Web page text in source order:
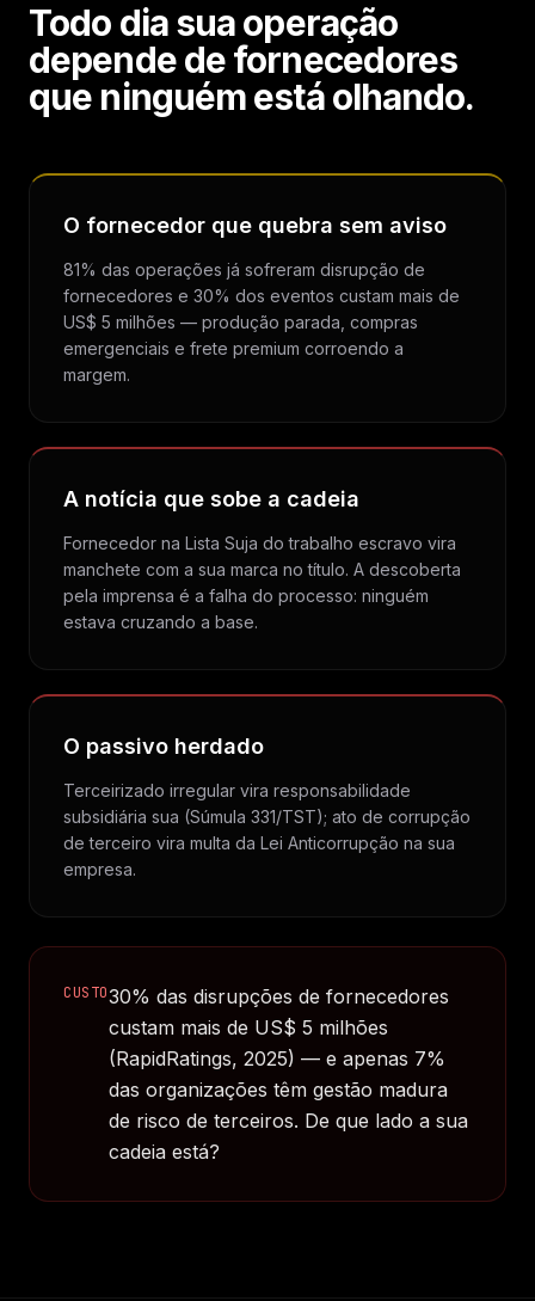
Todo dia sua operação
depende de fornecedores
que ninguém está olhando.
O fornecedor que quebra sem aviso
81% das operações já sofreram disrupção de
fornecedores e 30% dos eventos custam mais de
US$ 5 milhões — produção parada, compras
emergenciais e frete premium corroendo a
margem.
A notícia que sobe a cadeia
Fornecedor na Lista Suja do trabalho escravo vira
manchete com a sua marca no título. A descoberta
pela imprensa é a falha do processo: ninguém
estava cruzando a base.
O passivo herdado
Terceirizado irregular vira responsabilidade
subsidiária sua (Súmula 331/TST); ato de corrupção
de terceiro vira multa da Lei Anticorrupção na sua
empresa.
CUSTO30% das disrupções de fornecedores
custam mais de US$ 5 milhões
(RapidRatings, 2025) — e apenas 7%
das organizações têm gestão madura
de risco de terceiros. De que lado a sua
cadeia está?